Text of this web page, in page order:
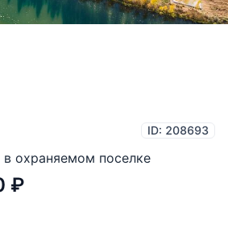
ID: 208693
в охраняемом поселке
₽